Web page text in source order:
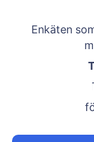
Enkäten